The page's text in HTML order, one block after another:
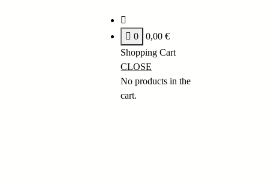
0 0,00€
Shopping Cart
CLOSE
No products in the
cart.